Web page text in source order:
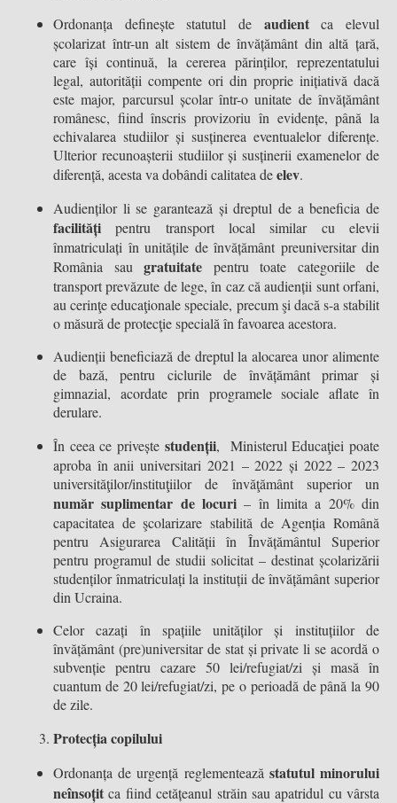
Ordonanța definește statutul de audientca elevul
școlarizat într-un alt sistem de învățământ din altă țară,
care își continuă, la cererea părinților, reprezentatului
legal, autorității compente ori din proprie inițiativă dacă
este major, parcursul școlar într-o unitate de învățământ
românesc, fiind înscris provizoriu în evidențe, până la
echivalarea studiilor și susținerea eventualelor diferențe.
Ulterior recunoașterii studiilor și susținerii examenelor de
diferență, acesta va dobândi calitatea deelev.
Audienților li se garantează și dreptul de a beneficia de
facilități pentru transport local similar cu elevii
înmatriculați în unitățile de învățământ preuniversitar din
România sau gratuitate pentru toate categoriile de
transport prevăzute de lege, în caz că audienții sunt orfani,
au cerinţe educaţionale speciale, precum şi dacă s-a stabilit
o măsură de protecţie specială în favoarea acestora.
Audienții beneficiază de dreptul la alocarea unor alimente
de bază, pentru ciclurile de învățământ primar și
gimnazial, acordate prin programele sociale aflate în
derulare.
În ceea ce privește studenții, Ministerul Educaţiei poate
aproba în anii universitari 2021 – 2022 și 2022 – 2023
universităţilor/instituţiilor de învăţământ superior un
număr suplimentar de locuri – în limita a 20% din
capacitatea de şcolarizare stabilită de Agenția Română
pentru Asigurarea Calității în Învățământul Superior
pentru programul de studii solicitat – destinat școlarizării
studenților înmatriculați la instituții de învățământ superior
din Ucraina.
Celor cazați în spațiile unităților și instituțiilor de
învățământ (pre)universitar de stat și private li se acordă o
subvenție pentru cazare 50 lei/refugiat/zi și masă în
cuantum de 20 lei/refugiat/zi, pe o perioadă de până la 90
de zile.
Protecția copilului
Ordonanța de urgență reglementează statutul minorului
neînsoțit ca fiind cetățeanul străin sau apatridul cu vârsta